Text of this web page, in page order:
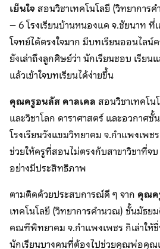
เย็นใจ สอนวิชาเทคโนโลยี (วิทยากา
– 6 โรงเรียนบ้านหนองแค จ.ชัยนาท ที่
โจทย์ได้ตรงใจมาก มีบทเรียนออนไล
ยังเล่าถึงลูกศิษย์ว่า นักเรียนชอบ เรียน
แล้วเข้าใจบทเรียนได้ง่ายขึ้น
คุณครูอนลัส คาลเคล สอนวิชาเทคโ
และวิชาโลก ดาราศาสตร์ และอวกาศ
โรงเรียนวังแขมวิทยาคม จ.กำแพงเพ
ช่วยให้ครูที่สอนไม่ตรงกับสาขาวิชาที่จ
อย่างมีประสิทธิภาพ
ตามติดด้วยประสบการณ์ดี ๆ จาก คุณค
เทคโนโลยี (วิทยาการคำนวณ) ชั้นมัธย
คณฑีพิทยาคม จ.กำแพงเพชร ก็เล่าให้
นักเรียนบางคนที่ต้องไปช่วยคุณพ่อคุณ